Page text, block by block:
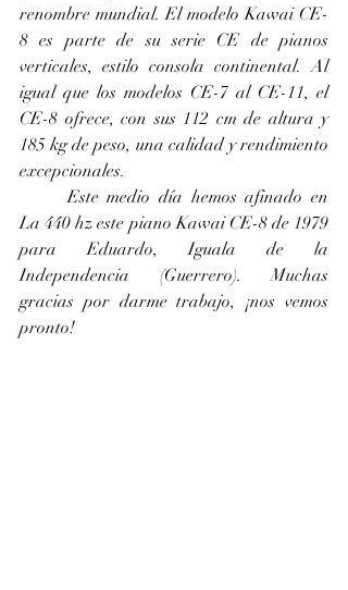
renombre mundial. El modelo Kawai CE-
8 es parte de su serie CE de pianos
verticales, estilo consola continental. Al
igual que los modelos CE-7 al CE-11, el
CE-8 ofrece, con sus 112 cm de altura y
185 kg de peso, una calidad y rendimiento
excepcionales.
	Este medio día hemos afinado en
La 440 hz este piano Kawai CE-8 de 1979
para Eduardo, Iguala de la
Independencia (Guerrero). Muchas
gracias por darme trabajo, ¡nos vemos
pronto!